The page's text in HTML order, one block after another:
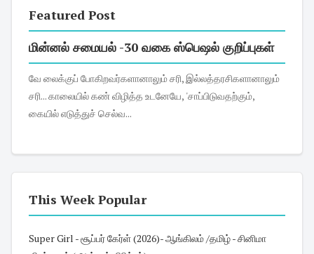
Featured Post
மின்னல் சமையல் -30 வகை ஸ்பெஷல் குறிப்புகள்
வே லைக்குப் போகிறவர்களானாலும் சரி, இல்லத்தரசிகளானாலும்
சரி... காலையில் கண் விழித்த உடனேயே, 'சாப்பிடுவதற்கும்,
கையில் எடுத்துச் செல்வ...
This Week Popular
Super Girl - சூப்பர் கேர்ள் (2026)- ஆங்கிலம் /தமிழ் - சினிமா